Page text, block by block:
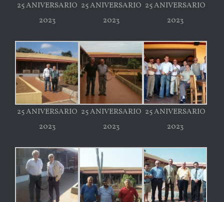
25 ANIVERSARIO
2023
25 ANIVERSARIO
2023
25 ANIVERSARIO
2023
25 ANIVERSARIO
2023
25 ANIVERSARIO
2023
25 ANIVERSARIO
2023